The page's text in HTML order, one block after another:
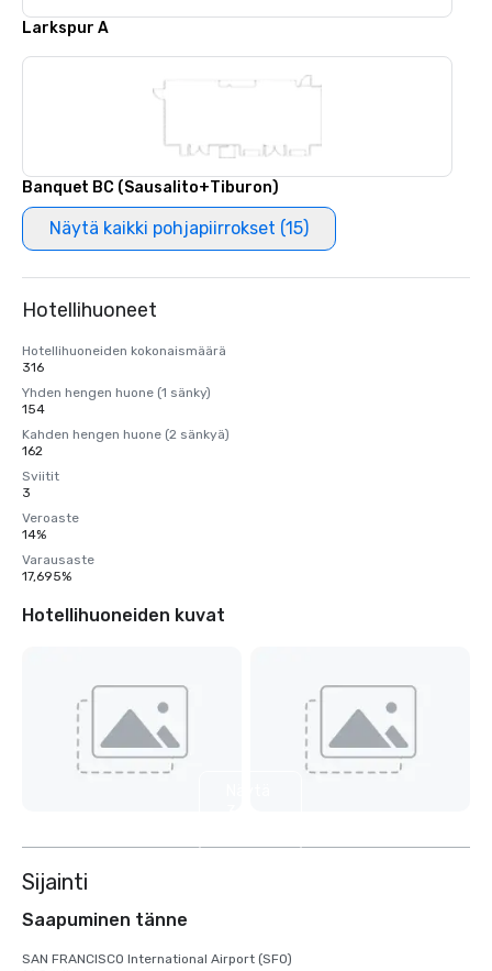
Larkspur A
Banquet BC (Sausalito+Tiburon)
Näytä kaikki pohjapiirrokset (15)
Hotellihuoneet
Hotellihuoneiden kokonaismäärä
316
Yhden hengen huone (1 sänky)
154
Kahden hengen huone (2 sänkyä)
162
Sviitit
3
Veroaste
14%
Varausaste
17,695%
Hotellihuoneiden kuvat
Sijainti
Saapuminen tänne
SAN FRANCISCO International Airport (SFO)